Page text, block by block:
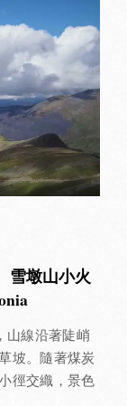
雪墩山小火
山線沿著陡峭
坡。隨著煤炭
徑交織，景色